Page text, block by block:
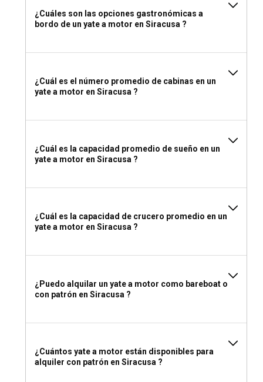
Si optas por un alquiler de yate a motor sin tripulación en
Siracusa, necesitarás una licencia marina válida reconocida
¿Qué empacar para un alquiler de yate a motor en
Siracusa?
sombrero para el día, y abrigate con una chaqueta ligera
es necesaria) y cualquier medicamento personal, y por
supuesto, tu sentido de la aventura.
¿Cuáles son las opciones gastronómicas a
bordo de un yate a motor en Siracusa ?
¿Cuál es el número promedio de cabinas en un
yate a motor en Siracusa ?
¿Cuál es la capacidad promedio de sueño en un
yate a motor en Siracusa ?
¿Cuál es la capacidad de crucero promedio en un
yate a motor en Siracusa ?
¿Puedo alquilar un yate a motor como bareboat o
con patrón en Siracusa ?
¿Cuántos yate a motor están disponibles para
alquiler con patrón en Siracusa ?